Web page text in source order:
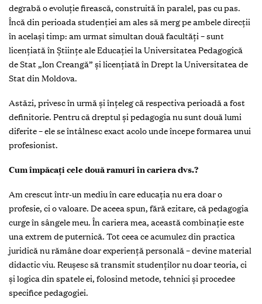
degrabă o evoluție firească, construită în paralel, pas cu pas.
Încă din perioada studenției am ales să merg pe ambele direcții
în același timp: am urmat simultan două facultăți – sunt
licențiată în Științe ale Educației la Universitatea Pedagogică
de Stat „Ion Creangă” și licențiată în Drept la Universitatea de
Stat din Moldova.
Astăzi, privesc în urmă și înțeleg că respectiva perioadă a fost
definitorie. Pentru că dreptul și pedagogia nu sunt două lumi
diferite – ele se întâlnesc exact acolo unde începe formarea unui
profesionist.
Cum împăcați cele două ramuri în cariera dvs.?
Am crescut într-un mediu în care educația nu era doar o
profesie, ci o valoare. De aceea spun, fără ezitare, că pedagogia
curge în sângele meu. În cariera mea, această combinație este
una extrem de puternică. Tot ceea ce acumulez din practica
juridică nu rămâne doar experiență personală – devine material
didactic viu. Reușesc să transmit studenților nu doar teoria, ci
și logica din spatele ei, folosind metode, tehnici și procedee
specifice pedagogiei.